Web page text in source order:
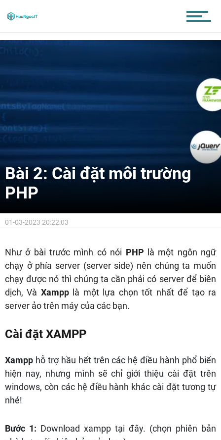
Bài 2: Cài đặt môi trường
PHP
01-03-2023 20:22:03
Như ở bài trước mình có nói PHP là một ngôn ngữ
chạy ở phía server (server side) nên chúng ta muốn
chạy được nó thì chúng ta cần phải có server để biên
dịch, Và Xampplà một lựa chọn tốt nhất để tạo ra
server ảo trên máy của các bạn.
Cài đặt XAMPP
Xampp hỗ trợ hầu hết trên các hệ điều hành phổ biến
hiện nay, nhưng mình sẽ chỉ giới thiệu cài đặt trên
windows, còn các hệ điều hành khác cài đặt tương tự
nhé!
Bước 1: Download xampp tại đây. (chọn phiên bản